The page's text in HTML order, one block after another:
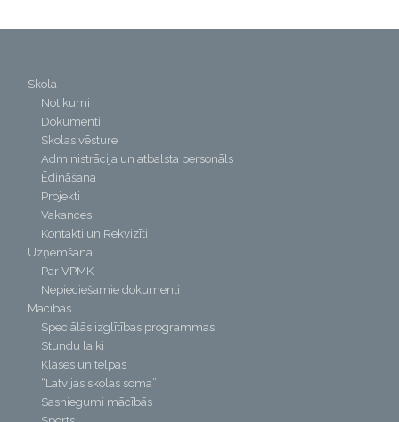
Skola
Notikumi
Dokumenti
Skolas vēsture
Administrācija un atbalsta personāls
Ēdināšana
Projekti
Vakances
Kontakti un Rekvizīti
Uzņemšana
Par VPMK
Nepieciešamie dokumenti
Mācības
Speciālās izglītības programmas
Stundu laiki
Klases un telpas
“Latvijas skolas soma”
Sasniegumi mācībās